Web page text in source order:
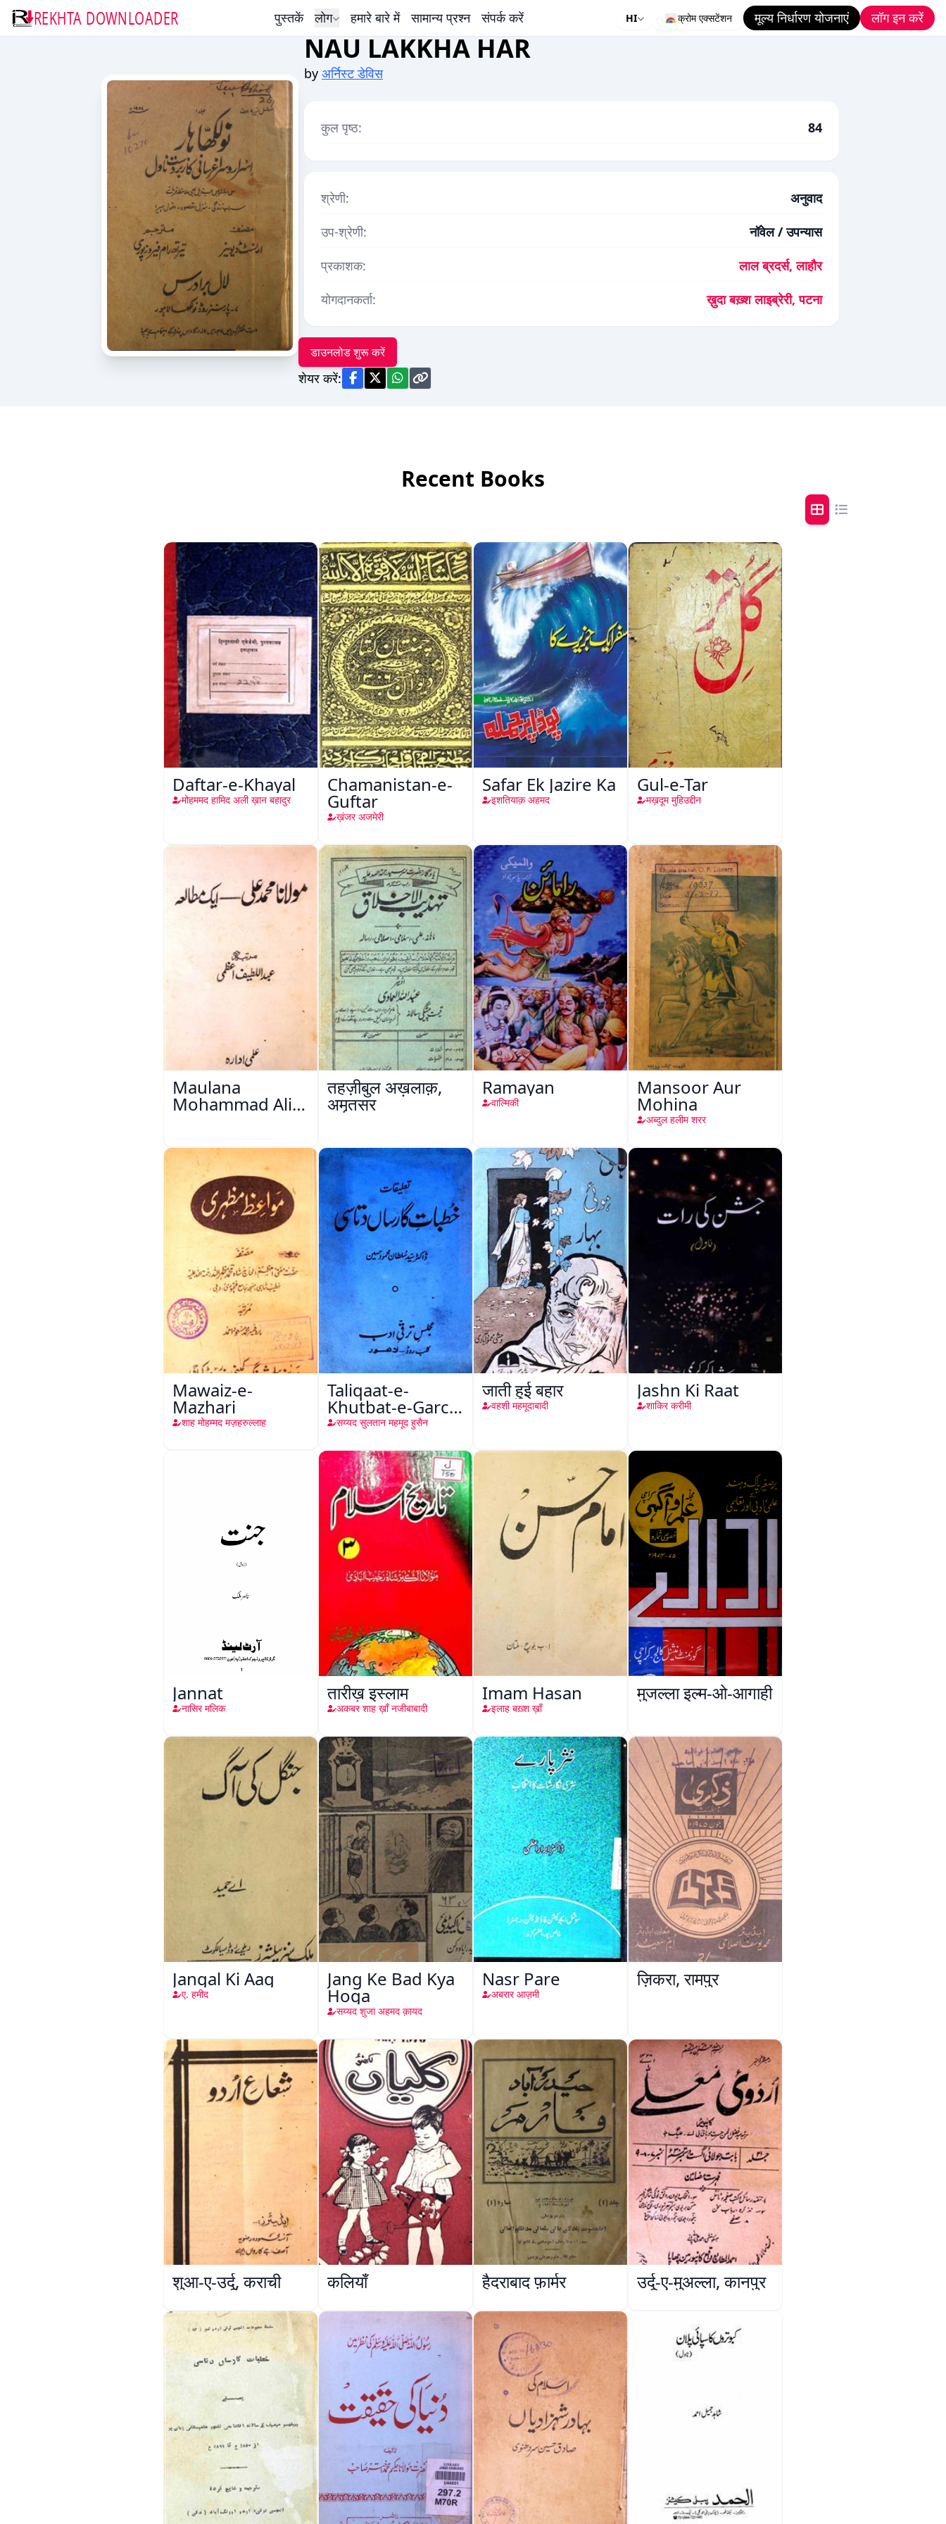
REKHTA DOWNLOADER पुस्तकें लोग हमारे बारे में सामान्य प्रश्न संपर्क करें HI क्रोम एक्सटेंशन मूल्य निर्धारण योजनाएं लॉग इन करें
NAU LAKKHA HAR
by अर्निस्ट डेविस
कुल पृष्ठ: 84
श्रेणी:
अनुवाद
उप-श्रेणी:
नॉवेल / उपन्यास
प्रकाशक:
लाल ब्रदर्स, लाहौर
योगदानकर्ता:
ख़ुदा बख़्श लाइब्रेरी, पटना
डाउनलोड शुरू करें
शेयर करें:
Recent Books
Daftar-e-Khayal
मोहममद हामिद अली ख़ान बहादुर
Chamanistan-e-
Guftar
ख़ंजर अजमेरी
Safar Ek Jazire Ka
इशतियाक़ अहमद
Gul-e-Tar
मख़दूम मुहिउद्दीन
Maulana
Mohammad Ali
तहज़ीबुल अख़लाक़,
अमृतसर
Ramayan
वाल्मिकी
Mansoor Aur
Mohina
अब्दुल हलीम शरर
Mawaiz-e-
Mazhari
शाह मोहम्मद मज़हरुल्लाह
Taliqaat-e-
Khutbat-e-Garcin
de Tassy
सय्यद सुलतान महमूद हुसैन
जाती हुई बहार
वहशी महमूदाबादी
Jashn Ki Raat
शाकिर करीमी
Jannat
नासिर मलिक
तारीख़ इस्लाम
अकबर शाह ख़ाँ नजीबाबादी
Imam Hasan
इलाह बख़्श ख़ाँ
मुजल्ला इल्म-ओ-आगाही
Jangal Ki Aag
ए. हमीद
Jang Ke Bad Kya
Hoga
सय्यद शुजा अहमद क़ायद
Nasr Pare
अबरार आज़मी
ज़िकरा, रामपुर
शुआ-ए-उर्दू, कराची कलियाँ हैदराबाद फ़ार्मर उर्दू-ए-मुअल्ला, कानपुर